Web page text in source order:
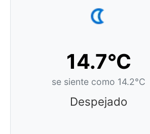
14.7°C
se siente como 14.2°C
Despejado